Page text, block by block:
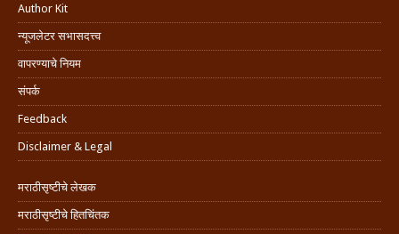
Author Kit
न्यूजलेटर सभासदत्त्व
वापरण्याचे नियम
संपर्क
Feedback
Disclaimer & Legal
मराठीसृष्टीचे लेखक
मराठीसृष्टीचे हितचिंतक